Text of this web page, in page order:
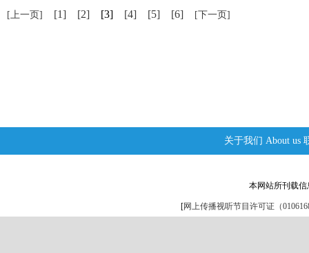
[上一页] [1] [2] [3] [4] [5] [6] [下一页]
关于我们 About us
本网站所刊载
[网上传播视听节目许可证（